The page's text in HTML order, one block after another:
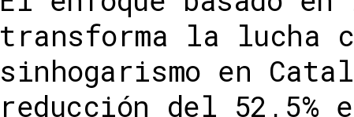
transforma la lucha
sinhogarismo en
reducción del 52,5%